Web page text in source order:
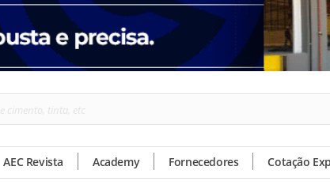
AEC Revista Academy Fornecedores Cotação